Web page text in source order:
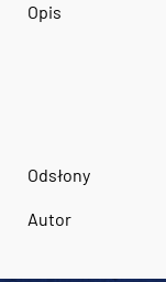
Opis
Odsłony
Autor